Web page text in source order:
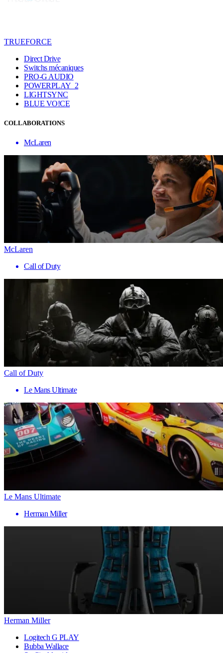
TRUEFORCE
Direct Drive
Switchs mécaniques
PRO-G AUDIO
POWERPLAY 2
LIGHTSYNC
BLUE VO!CE
COLLABORATIONS
McLaren
McLaren
Call of Duty
Call of Duty
Le Mans Ultimate
Le Mans Ultimate
Herman Miller
Herman Miller
Logitech G PLAY
Bubba Wallace